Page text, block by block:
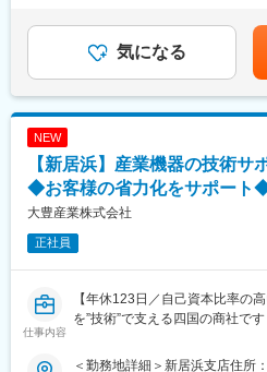
※取引先例：NECグループ、ク
客鉄道、住友グループ、帝人、
変更の範囲：会社の定める業務
・大手メーカーとの連携による
術教育や組織サポートも担当す
◇取扱い商材：産業機器、DX、
◇顧客：各種大手、中小プラン
◇担当顧客数：本部の場合、担
1回/週、四国外だと月1回程：度
◇出張期間：日帰りor1泊2日程度
予定年収は経験・年齢・スキル
ます。■昇給：年1回（4月）
（平均4.18ヶ月／年）賃金はあ
を通じて上下する可能性があり
た表記です。
気になる
NEW
【新居浜】産業機器の技術サ
◆お客様の省力化をサポート
大豊産業株式会社
正社員
仕事内容
【年休123日／自己資本比率の
を”技術”で支える四国の商社で
＜勤務地詳細＞新居浜支店住所